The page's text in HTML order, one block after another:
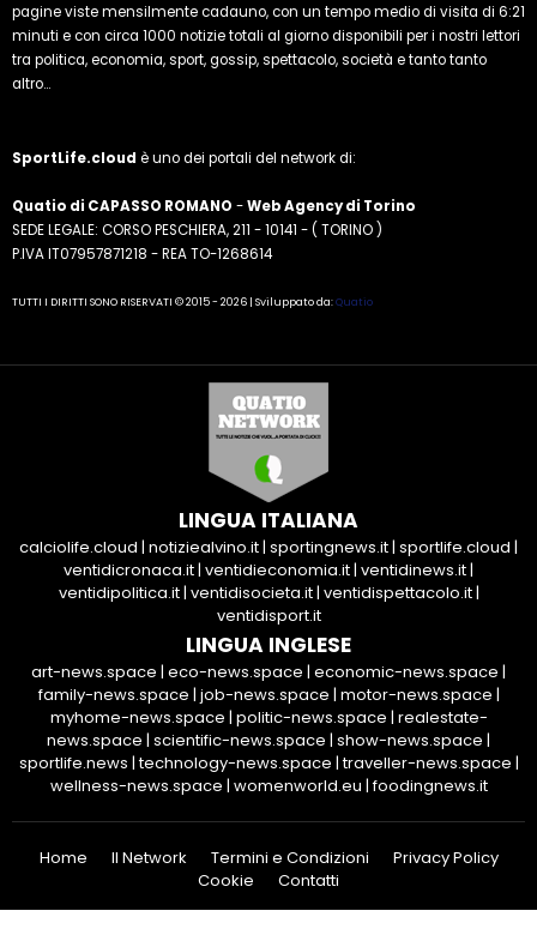
pagine viste mensilmente cadauno, con un tempo medio di visita di 6:21
minuti e con circa 1000 notizie totali al giorno disponibili per i nostri lettori
tra politica, economia, sport, gossip, spettacolo, società e tanto tanto
altro...
SportLife.cloud è uno dei portali del network di:
Quatio di CAPASSO ROMANO -Web Agency di Torino
SEDE LEGALE: CORSO PESCHIERA, 211 - 10141 - ( TORINO )
P.IVA IT07957871218 - REA TO-1268614
TUTTI I DIRITTI SONO RISERVATI © 2015 - 2026 | Sviluppato da:Quatio
LINGUA ITALIANA
calciolife.cloud | notiziealvino.it| sportingnews.it| sportlife.cloud |
ventidicronaca.it| ventidieconomia.it| ventidinews.it|
ventidipolitica.it| ventidisocieta.it| ventidispettacolo.it|
ventidisport.it
LINGUA INGLESE
art-news.space | eco-news.space | economic-news.space |
family-news.space | job-news.space | motor-news.space |
myhome-news.space | politic-news.space | realestate-
news.space | scientific-news.space | show-news.space |
sportlife.news |technology-news.space |traveller-news.space |
wellness-news.space | womenworld.eu |foodingnews.it
Home Il Network Termini e Condizioni
Privacy Policy
Cookie
Contatti